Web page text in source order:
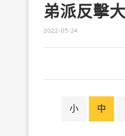
弟派反擊
2022-05-24
小 中